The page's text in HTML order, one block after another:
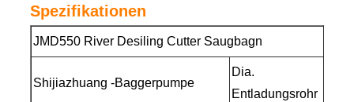
Spezifikationen
JMD550 River Desiling Cutter Saugbagn
Shijiazhuang -Baggerpumpe
Dia.
Entladungsrohr